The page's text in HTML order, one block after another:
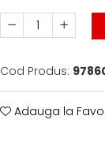
Cod Produs:
Adauga la